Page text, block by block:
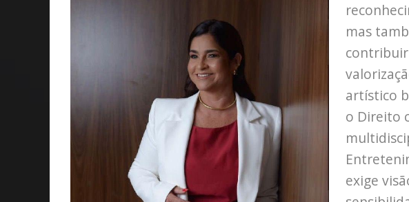
mas
artístico
o Direito
exige